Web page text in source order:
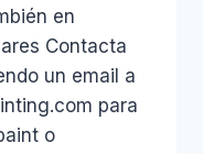
en
Contacta
un email a
para
o